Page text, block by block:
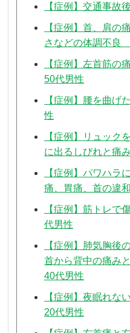
【症例】交通事
【症例】首、肩の
さなどの体調不良
【症例】左首筋の
50代男性
【症例】腰を曲
性
【症例】リュック
に出るしびれと痛
【症例】パワハラ
痛、胃痛、首の違
【症例】筋トレ
代男性
【症例】肺気胸後
首から背中の痛み
40代男性
【症例】夜眠れな
20代男性